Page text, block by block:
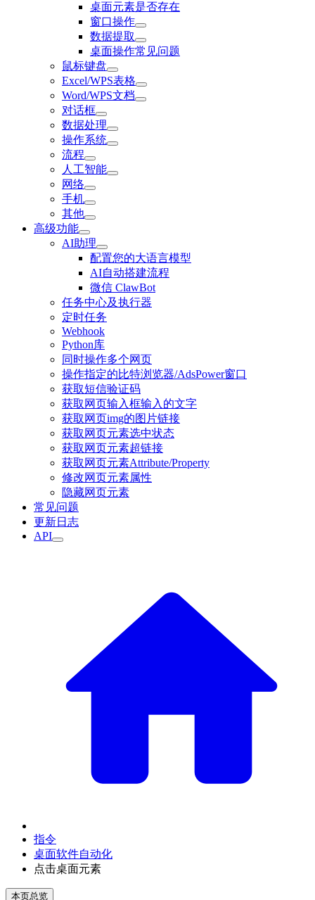
桌面元素是否存在
窗口操作
数据提取
桌面操作常见问题
鼠标键盘
Excel/WPS表格
Word/WPS文档
对话框
数据处理
操作系统
流程
人工智能
网络
手机
其他
高级功能
AI助理
配置您的大语言模型
AI自动搭建流程
微信 ClawBot
任务中心及执行器
定时任务
Webhook
Python库
同时操作多个网页
操作指定的比特浏览器/AdsPower窗口
获取短信验证码
获取网页输入框输入的文字
获取网页img的图片链接
获取网页元素选中状态
获取网页元素超链接
获取网页元素Attribute/Property
修改网页元素属性
隐藏网页元素
常见问题
更新日志
API
指令
桌面软件自动化
点击桌面元素
本页总览